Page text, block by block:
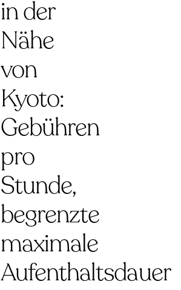
in der
Nähe
von
Kyoto:
Gebühren
pro
Stunde,
begrenzte
maximale
Aufenthaltsdauer